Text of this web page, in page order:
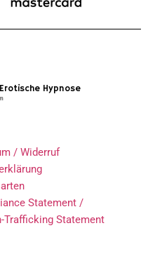
Hypnose
/ Widerruf
Statement /
Trafficking Statement